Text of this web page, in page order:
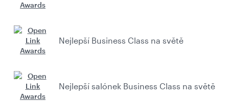
Nejlepší Business Class na světě
Nejlepší salónek Business Class na světě